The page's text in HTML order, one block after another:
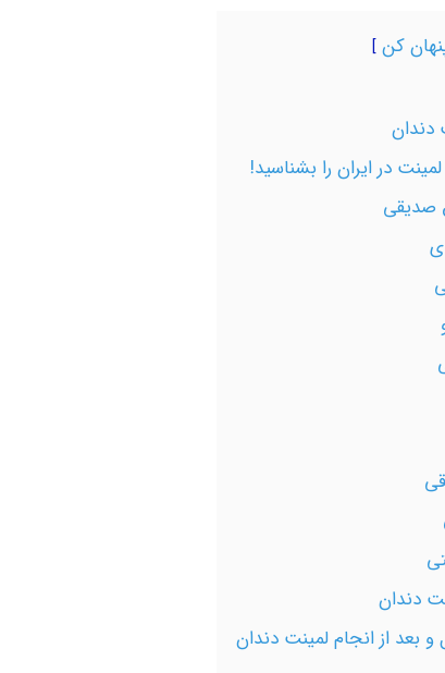
کن
دندان
صدیقی
دندان
بعد از انجام لمینت دندان